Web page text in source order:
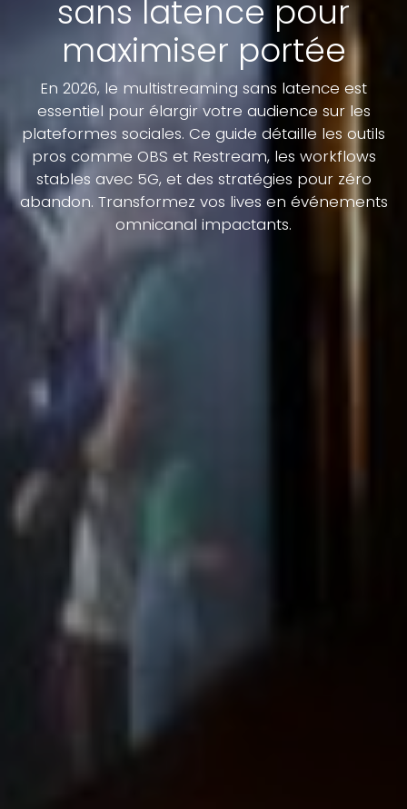
sans latence pour
maximiser portée
En 2026, le multistreaming sans latence est
essentiel pour élargir votre audience sur les
plateformes sociales. Ce guide détaille les outils
pros comme OBS et Restream, les workflows
stables avec 5G, et des stratégies pour zéro
abandon. Transformez vos lives en événements
omnicanal impactants.